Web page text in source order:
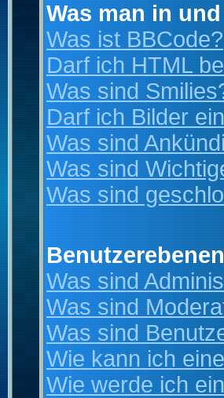
Was man in
Was ist BBCode?
Darf ich HTML
Was sind
Darf ich Bilder
Was sind
Was sind
Was sind
Was sind
Was sind
Was sind
Wie kann ich
Wie werde ich